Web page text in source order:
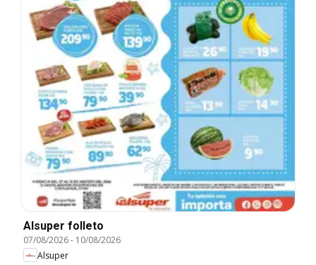
Alsuper folleto
07/08/2026- 10/08/2026
Alsuper